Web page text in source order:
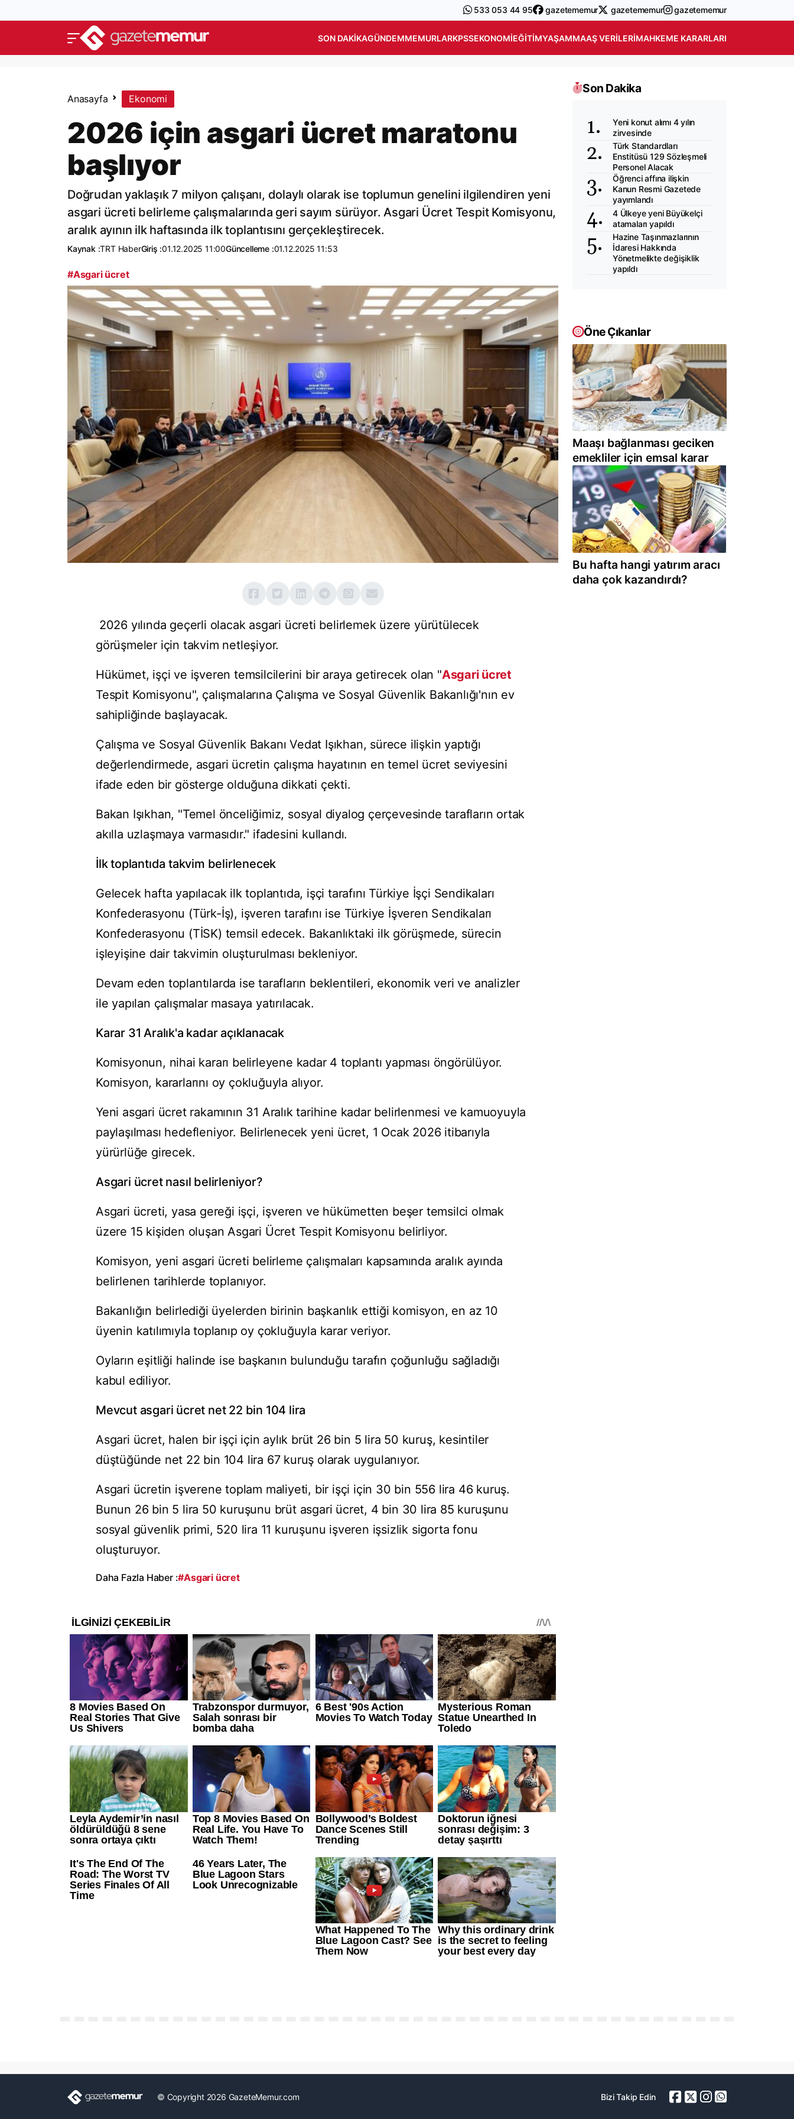
533 053 44 95 gazetememur gazetememur gazetememur
SON DAKIKAGÜNDEMMEMURLARKPSSEKONOMIEĞITIMYAŞAMMAAŞ VERILERIMAHKEME KARARLARI
Anasayfa Ekonomi
2026 için asgari ücret maratonu
başlıyor
Doğrudan yaklaşık 7 milyon çalışanı, dolaylı olarak ise toplumun genelini ilgilendiren yeni
asgari ücreti belirleme çalışmalarında geri sayım sürüyor. Asgari Ücret Tespit Komisyonu,
aralık ayının ilk haftasında ilk toplantısını gerçekleştirecek.
Kaynak :TRT HaberGiriş :01.12.2025 11:00Güncelleme :01.12.2025 11:53
#Asgari ücret
2026 yılında geçerli olacak asgari ücreti belirlemek üzere yürütülecek
görüşmeler için takvim netleşiyor.
Hükümet, işçi ve işveren temsilcilerini bir araya getirecek olan "Asgari ücret
Tespit Komisyonu", çalışmalarına Çalışma ve Sosyal Güvenlik Bakanlığı'nın ev
sahipliğinde başlayacak.
Çalışma ve Sosyal Güvenlik Bakanı Vedat Işıkhan, sürece ilişkin yaptığı
değerlendirmede, asgari ücretin çalışma hayatının en temel ücret seviyesini
ifade eden bir gösterge olduğuna dikkati çekti.
Bakan Işıkhan, "Temel önceliğimiz, sosyal diyalog çerçevesinde tarafların ortak
akılla uzlaşmaya varmasıdır." ifadesini kullandı.
İlk toplantıda takvim belirlenecek
Gelecek hafta yapılacak ilk toplantıda, işçi tarafını Türkiye İşçi Sendikaları
Konfederasyonu (Türk-İş), işveren tarafını ise Türkiye İşveren Sendikaları
Konfederasyonu (TİSK) temsil edecek. Bakanlıktaki ilk görüşmede, sürecin
işleyişine dair takvimin oluşturulması bekleniyor.
Devam eden toplantılarda ise tarafların beklentileri, ekonomik veri ve analizler
ile yapılan çalışmalar masaya yatırılacak.
Karar 31 Aralık'a kadar açıklanacak
Komisyonun, nihai kararı belirleyene kadar 4 toplantı yapması öngörülüyor.
Komisyon, kararlarını oy çokluğuyla alıyor.
Yeni asgari ücret rakamının 31 Aralık tarihine kadar belirlenmesi ve kamuoyuyla
paylaşılması hedefleniyor. Belirlenecek yeni ücret, 1 Ocak 2026 itibarıyla
yürürlüğe girecek.
Asgari ücret nasıl belirleniyor?
Asgari ücreti, yasa gereği işçi, işveren ve hükümetten beşer temsilci olmak
üzere 15 kişiden oluşan Asgari Ücret Tespit Komisyonu belirliyor.
Komisyon, yeni asgari ücreti belirleme çalışmaları kapsamında aralık ayında
belirlenen tarihlerde toplanıyor.
Bakanlığın belirlediği üyelerden birinin başkanlık ettiği komisyon, en az 10
üyenin katılımıyla toplanıp oy çokluğuyla karar veriyor.
Oyların eşitliği halinde ise başkanın bulunduğu tarafın çoğunluğu sağladığı
kabul ediliyor.
Mevcut asgari ücret net 22 bin 104 lira
Asgari ücret, halen bir işçi için aylık brüt 26 bin 5 lira 50 kuruş, kesintiler
düştüğünde net 22 bin 104 lira 67 kuruş olarak uygulanıyor.
Asgari ücretin işverene toplam maliyeti, bir işçi için 30 bin 556 lira 46 kuruş.
Bunun 26 bin 5 lira 50 kuruşunu brüt asgari ücret, 4 bin 30 lira 85 kuruşunu
sosyal güvenlik primi, 520 lira 11 kuruşunu işveren işsizlik sigorta fonu
oluşturuyor.
Daha Fazla Haber :#Asgari ücret
Son Dakika
Yeni konut alımı 4 yılın
zirvesinde
Türk Standardları
Enstitüsü 129 Sözleşmeli
Personel Alacak
Öğrenci affına ilişkin
Kanun Resmi Gazetede
yayımlandı
4 Ülkeye yeni Büyükelçi
atamaları yapıldı
Hazine Taşınmazlarının
İdaresi Hakkında
Yönetmelikte değişiklik
yapıldı
Öne Çıkanlar
Maaşı bağlanması geciken
emekliler için emsal karar
Bu hafta hangi yatırım aracı
daha çok kazandırdı?
© Copyright 2026 GazeteMemur.com Bizi Takip Edin